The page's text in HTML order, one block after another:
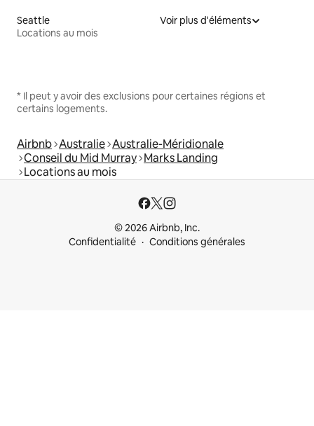
Seattle
Locations au mois
Voir plus d'éléments
* Il peut y avoir des exclusions pour certaines régions et
certains logements.
Airbnb Australie Australie-Méridionale
Conseil du Mid Murray Marks Landing
Locations au mois
© 2026 Airbnb, Inc.
Confidentialité
Conditions générales